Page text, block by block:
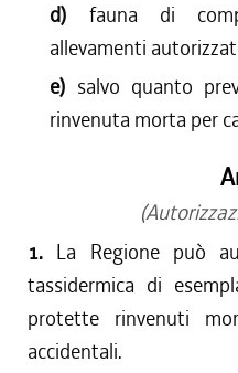
d) fauna di
allevamenti
e) salvo quanto
rinvenuta morta per
1. La Regione può
tassidermica di
protette rinvenuti
accidentali.